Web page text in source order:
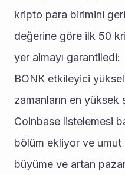
kripto para birimini
değerine göre ilk 50
yer almayı garantiledi:
BONK etkileyici
zamanların en yüksek
Coinbase listelemesi
bölüm ekliyor ve
büyüme ve artan